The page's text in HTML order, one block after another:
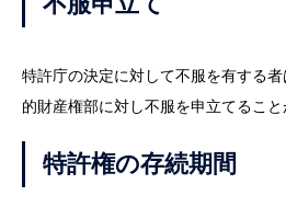
特許庁の決定に対して不服を有する
的財産権部に対し不服を申立てること
特許権の存続期間